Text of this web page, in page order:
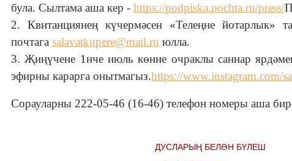
була. Сылтама аша кер - https://podpiska.pochta.ru/press/
2. Квитанциянең күчермәсен «Телеңне йотарлык»
почтага salavatkupere@mail.ru юлла.
3. Җиңүчене 1нче июль көнне очраклы саннар
эфирны карарга онытмагыз.https://www.instagram.com/
Сорауларны 222-05-46 (16-46) телефон номеры аша
ДУСЛАРЫҢ БЕЛӘН БҮЛЕШ